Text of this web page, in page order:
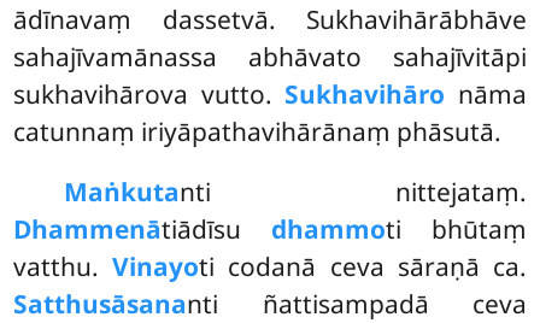
ādīnavaṃ dassetvā. Sukhavihārābhāve
sahajīvamānassa abhāvato sahajīvitāpi
sukhavihārova vutto. Sukhavihāro nāma
catunnaṃ iriyāpathavihārānaṃ phāsutā.
Maṅkutanti nittejataṃ.
Dhammenātiādīsu dhammoti bhūtaṃ
vatthu.Vinayoti codanā ceva sāraṇā ca.
Satthusāsananti ñattisampadā ceva